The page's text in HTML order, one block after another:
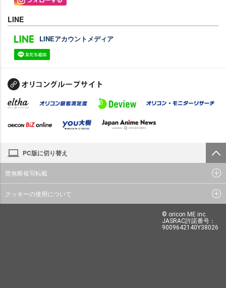
LINE
LINEアカウントメディア
PC版に切り替え
禁無断複写転載
クッキーの使用について
© oricon ME inc.
JASRAC許諾番号：
9009642140Y38026